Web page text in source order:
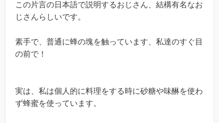
この片言の日本語で説明するおじさん、結構有名なお
じさんらしいです。
素手で、普通に蜂の塊を触っています、私達のすぐ目
の前で！
実は、私は個人的に料理をする時に砂糖や味醂を使わ
ず蜂蜜を使っています。